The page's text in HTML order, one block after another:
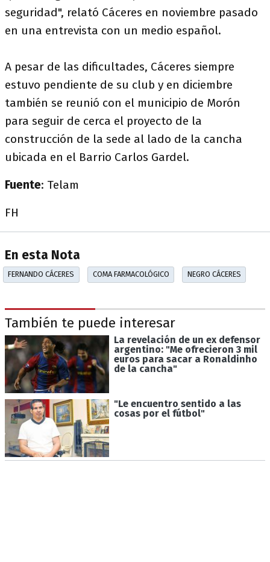
seguridad", relató Cáceres en noviembre pasado
en una entrevista con un medio español.
A pesar de las dificultades, Cáceres siempre
estuvo pendiente de su club y en diciembre
también se reunió con el municipio de Morón
para seguir de cerca el proyecto de la
construcción de la sede al lado de la cancha
ubicada en el Barrio Carlos Gardel.
Fuente: Telam
FH
En esta Nota
FERNANDO CÁCERES COMA FARMACOLÓGICO NEGRO CÁCERES
También te puede interesar
La revelación de un ex defensor
argentino: "Me ofrecieron 3 mil
euros para sacar a Ronaldinho
de la cancha"
"Le encuentro sentido a las
cosas por el fútbol"